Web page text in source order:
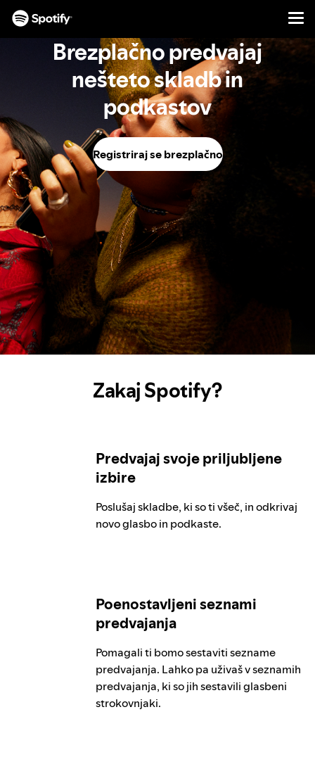
NA
VSEBINO
Brezplačno predvajaj
nešteto skladb in
podkastov
Registriraj se brezplačno
Zakaj Spotify?
Predvajaj svoje priljubljene
izbire
Poslušaj skladbe, ki so ti všeč, in odkrivaj
novo glasbo in podkaste.
Poenostavljeni seznami
predvajanja
Pomagali ti bomo sestaviti sezname
predvajanja. Lahko pa uživaš v seznamih
predvajanja, ki so jih sestavili glasbeni
strokovnjaki.